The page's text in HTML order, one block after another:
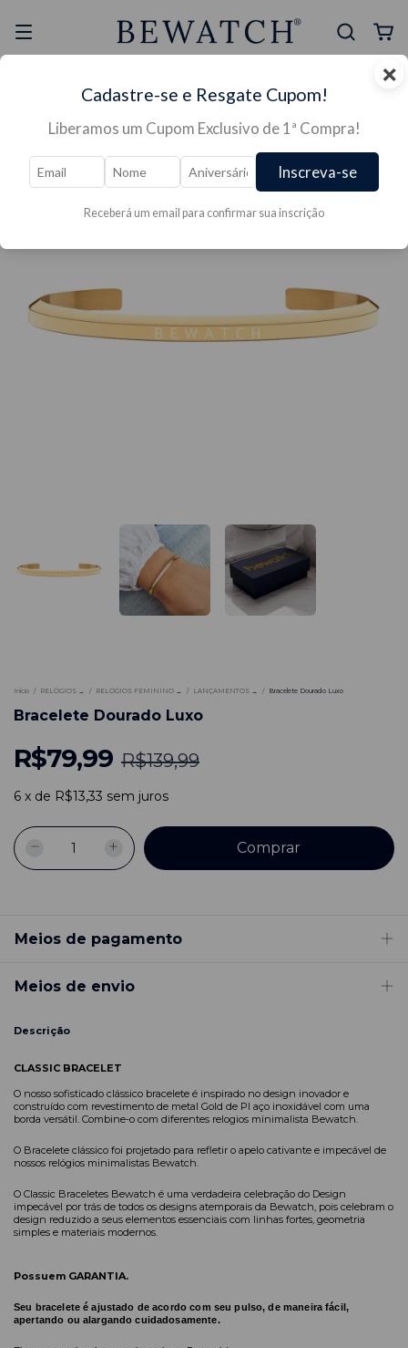
Mais Segura Lojas Físicas
Início / RELÓGIOS → / RELÓGIOS FEMININO → / LANÇAMENTOS → / Bracelete Dourado Luxo
Bracelete Dourado Luxo
R$79,99 R$139,99
6 x de R$13,33 sem juros
Meios de pagamento
Meios de envio
Descrição
CLASSIC BRACELET
O nosso sofisticado clássico bracelete é inspirado no design inovador e
construído com revestimento de metal Gold de PI aço inoxidável com uma
borda versátil. Combine-o com diferentes relogios minimalista Bewatch.
O Bracelete clássico foi projetado para refletir o apelo cativante e impecável de
nossos relógios minimalistas Bewatch.
O Classic Braceletes Bewatch é uma verdadeira celebração do Design
impecável por trás de todos os designs atemporais da Bewatch, pois celebram o
design reduzido a seus elementos essenciais com linhas fortes, geometria
simples e materiais modernos.
Possuem GARANTIA.
Seu bracelete é ajustado de acordo com seu pulso, de maneira fácil,
apertando ou alargando cuidadosamente.
×
Cadastre-se e Resgate Cupom!
Liberamos um Cupom Exclusivo de 1ª Compra!
Inscreva-se
Receberá um email para confirmar sua inscrição